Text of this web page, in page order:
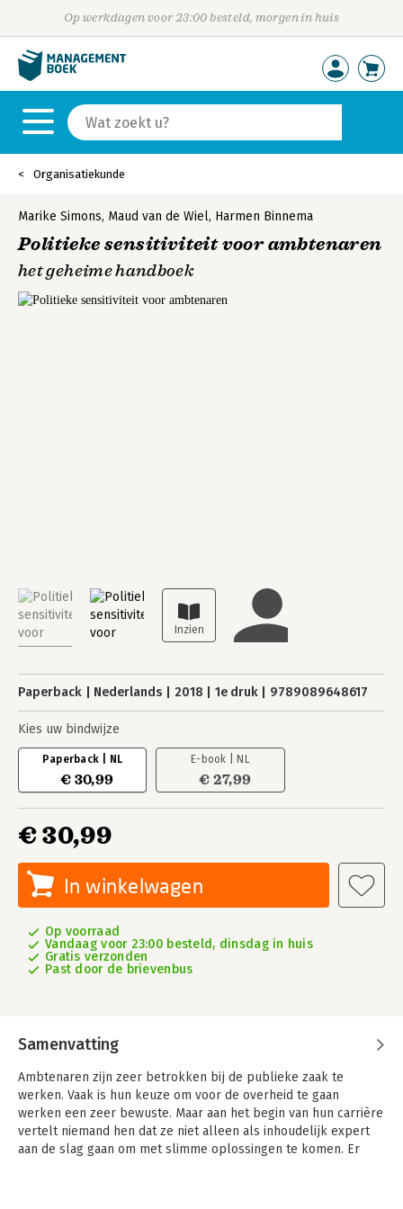
Op werkdagen voor 23:00 besteld, morgen in huis
Organisatiekunde
Marike Simons, Maud van de Wiel, Harmen Binnema
Politieke sensitiviteit voor ambtenaren
het geheime handboek
Paperback Nederlands 2018 1e druk 9789089648617
Kies uw bindwijze
Paperback | NL
€ 30,99
E-book | NL
€ 27,99
€ 30,99
In winkelwagen
Op voorraad
Vandaag voor 23:00 besteld, dinsdag in huis
Gratis verzonden
Past door de brievenbus
Samenvatting
Ambtenaren zijn zeer betrokken bij de publieke zaak te
werken. Vaak is hun keuze om voor de overheid te gaan
werken een zeer bewuste. Maar aan het begin van hun carrière
vertelt niemand hen dat ze niet alleen als inhoudelijk expert
aan de slag gaan om met slimme oplossingen te komen. Er